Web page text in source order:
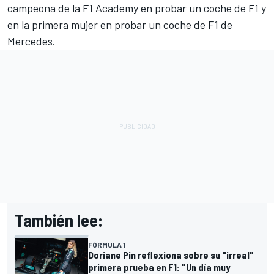
campeona de la F1 Academy en probar un coche de F1 y
en la primera mujer en probar un coche de F1 de
Mercedes.
También lee:
FÓRMULA 1
Doriane Pin reflexiona sobre su "irreal"
primera prueba en F1: "Un día muy